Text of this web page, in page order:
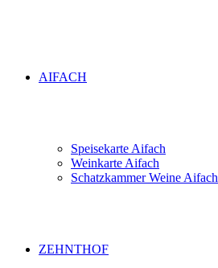
AIFACH
Speisekarte Aifach
Weinkarte Aifach
Schatzkammer Weine Aifach
ZEHNTHOF